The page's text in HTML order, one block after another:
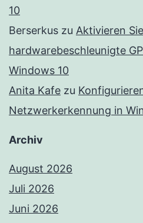
10
Berserkus zu Aktivieren
hardwarebeschleunigte
Windows 10
Anita Kafe zu
Netzwerkerkennung in
Archiv
August 2026
Juli 2026
Juni 2026